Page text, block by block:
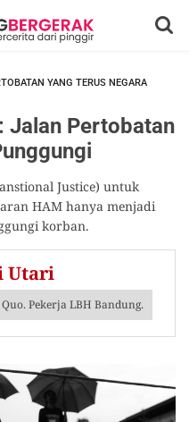
YANG TERUS NEGARA
Jalan Pertobatan
Justice) untuk
HAM hanya menjadi
korban.
Utari
Pekerja LBH Bandung.